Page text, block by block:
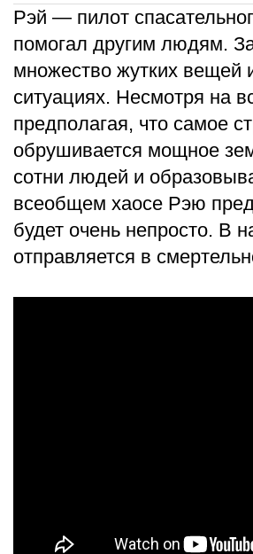
Рэй — пилот
помогал другим людям.
множество жутких вещей
ситуациях. Несмотря на
предполагая, что самое
обрушивается мощное
сотни людей и
всеобщем хаосе Рэю
будет очень непросто. В
отправляется в